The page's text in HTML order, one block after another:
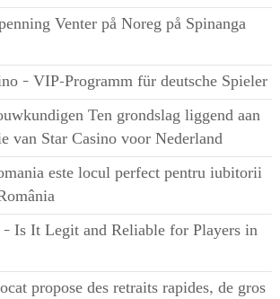
Venter på Noreg på Spinanga
– VIP-Programm für deutsche Spieler
Ten grondslag liggend aan
van Star Casino voor Nederland
este locul perfect pentru iubitorii
– Is It Legit and Reliable for Players in
propose des retraits rapides, de gros